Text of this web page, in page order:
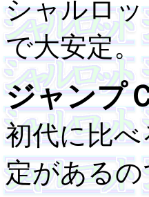
シャルロ
で大安定。
ジャンプ
初代に比
定がある